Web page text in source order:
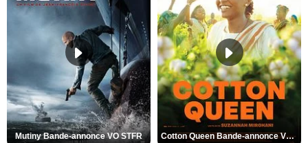
Mutiny Bande-annonce VO STFR Cotton Queen Bande-annonce VO STFR